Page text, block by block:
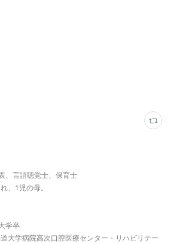
、言語聴覚士、保育士
、1児の母。
学卒
大学病院高次口腔医療センター・リハビリテー